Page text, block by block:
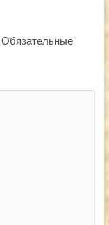
Обязательные